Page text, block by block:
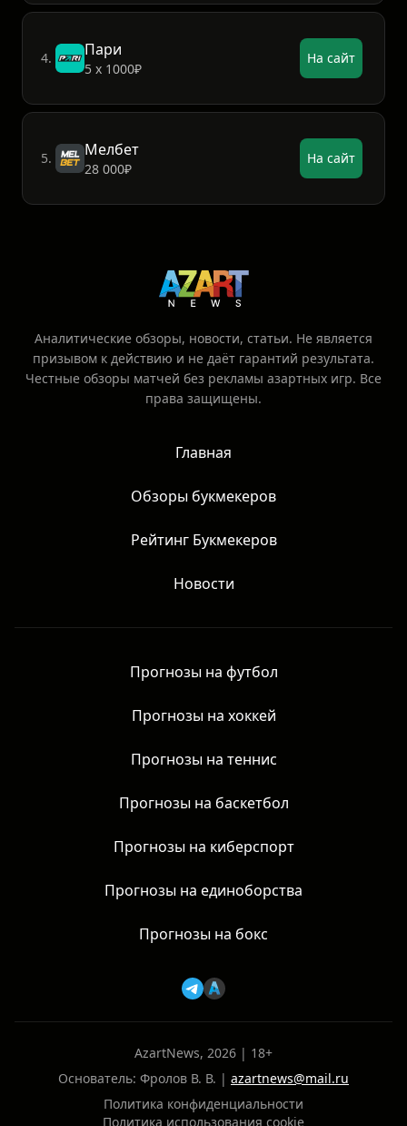
4. Пари
5 х 1000₽
На сайт
5. Мелбет
28 000₽
На сайт
Аналитические обзоры, новости, статьи. Не является
призывом к действию и не даёт гарантий результата.
Честные обзоры матчей без рекламы азартных игр. Все
права защищены.
Главная
Обзоры букмекеров
Рейтинг Букмекеров
Новости
Прогнозы на футбол
Прогнозы на хоккей
Прогнозы на теннис
Прогнозы на баскетбол
Прогнозы на киберспорт
Прогнозы на единоборства
Прогнозы на бокс
AzartNews, 2026 | 18+
Основатель: Фролов В. В. | azartnews@mail.ru
Политика конфиденциальности
Политика использования cookie